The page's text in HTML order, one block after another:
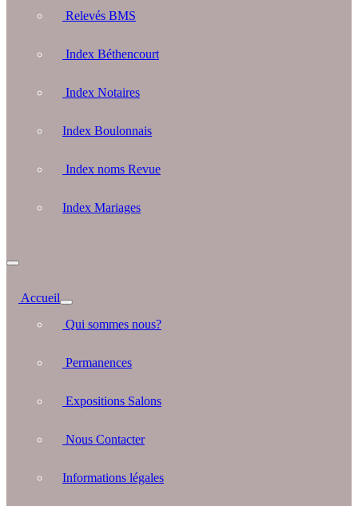
Relevés BMS
Index Béthencourt
Index Notaires
Index Boulonnais
Index noms Revue
Index Mariages
Accueil
Qui sommes nous?
Permanences
Expositions Salons
Nous Contacter
Informations légales